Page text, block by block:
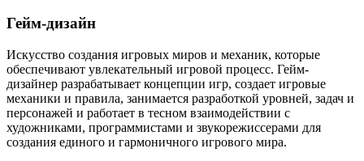
Гейм-дизайн
Искусство создания игровых миров и механик, которые
обеспечивают увлекательный игровой процесс. Гейм-
дизайнер разрабатывает концепции игр, создает игровые
механики и правила, занимается разработкой уровней, задач и
персонажей и работает в тесном взаимодействии с
художниками, программистами и звукорежиссерами для
создания единого и гармоничного игрового мира.